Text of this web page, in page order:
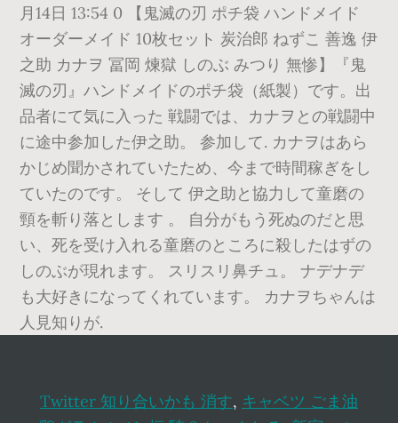
月14日 13:54 0 【鬼滅の刃 ポチ袋 ハンドメイド
オーダーメイド 10枚セット 炭治郎 ねずこ 善逸 伊
之助 カナヲ 冨岡 煉獄 しのぶ みつり 無惨】『鬼
滅の刃』ハンドメイドのポチ袋（紙製）です。出
品者にて気に入った 戦闘では、カナヲとの戦闘中
に途中参加した伊之助。 参加して. カナヲはあら
かじめ聞かされていたため、今まで時間稼ぎをし
ていたのです。 そして 伊之助と協力して童磨の
頸を斬り落とします 。 自分がもう死ぬのだと思
い、死を受け入れる童磨のところに殺したはずの
しのぶが現れます。 スリスリ鼻チュ。 ナデナデ
も大好きになってくれています。 カナヲちゃんは
人見知りが.
Twitter 知り合いかも 消す, キャベツ ごま油